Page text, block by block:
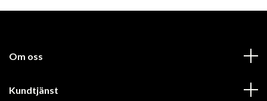
Om oss
Kundtjänst